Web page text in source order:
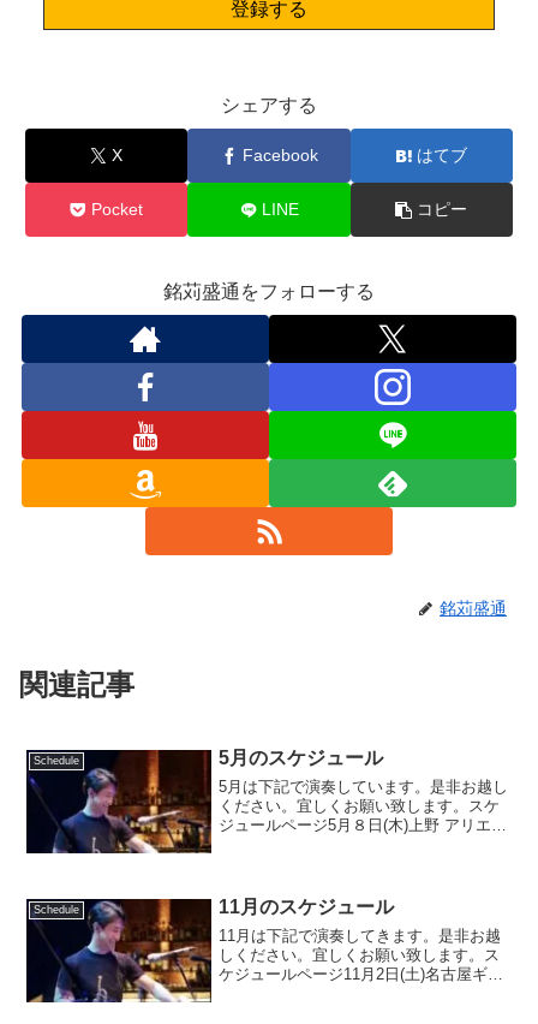
シェアする
X Facebook はてブ
Pocket LINE コピー
銘苅盛通をフォローする
銘苅盛通
関連記事
Schedule 5月のスケジュール
5月は下記で演奏しています。是非お越し
ください。宜しくお願い致します。スケ
ジュールページ5月８日(木)上野 アリエス
Schedule 11月のスケジュール
11月は下記で演奏してきます。是非お越
しください。宜しくお願い致します。ス
ケジュールページ11月2日(土)名古屋ギャ